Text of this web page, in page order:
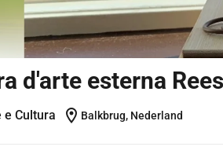
d'arte esterna
e Cultura location_on Balkbrug, Nederland